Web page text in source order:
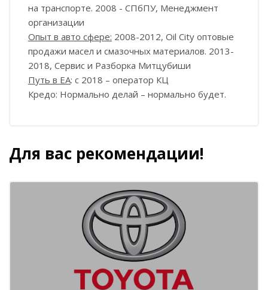
на транспорте. 2008 - СПбПУ, Менеджмент
организации
Опыт в авто сфере: 2008-2012, Oil City оптовые
продажи масел и смазочных материалов. 2013-
2018, Сервис и Разборка Митцубиши
Путь в ЕА: с 2018 – оператор КЦ
Кредо: Нормально делай – нормально будет.
Блоки
Пропустить [Cocoon] Похожие курсы
Для вас рекомендации!